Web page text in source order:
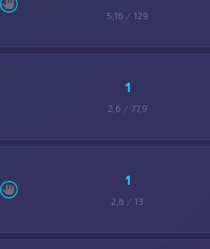
5,16 / 129
1
2,6 / 77,9
1
2,6 / 13